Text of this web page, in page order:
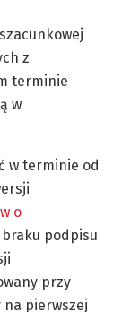
z
terminie
w
w terminie od
o
braku podpisu
przy
na pierwszej